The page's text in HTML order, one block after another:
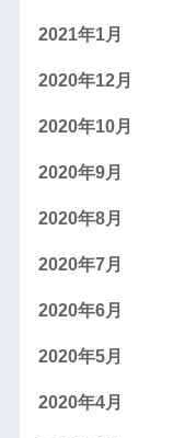
2021年1月
2020年12月
2020年10月
2020年9月
2020年8月
2020年7月
2020年6月
2020年5月
2020年4月